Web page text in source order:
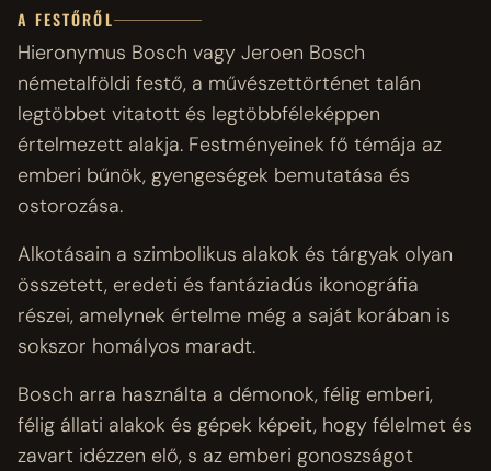
A FESTŐRŐL
Hieronymus Bosch vagy Jeroen Bosch
németalföldi festő, a művészettörténet talán
legtöbbet vitatott és legtöbbféleképpen
értelmezett alakja. Festményeinek fő témája az
emberi bűnök, gyengeségek bemutatása és
ostorozása.
Alkotásain a szimbolikus alakok és tárgyak olyan
összetett, eredeti és fantáziadús ikonográfia
részei, amelynek értelme még a saját korában is
sokszor homályos maradt.
Bosch arra használta a démonok, félig emberi,
félig állati alakok és gépek képeit, hogy félelmet és
zavart idézzen elő, s az emberi gonoszságot